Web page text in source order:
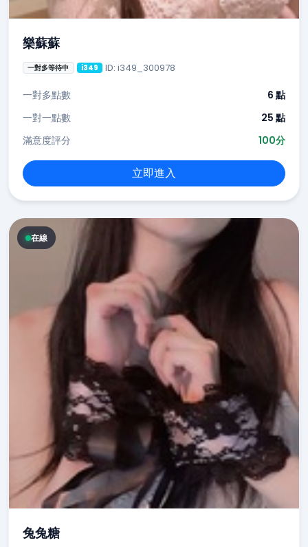
樂蘇蘇
一對多等待中 i349 ID: i349_300978
一對多點數
6 點
一對一點數
25 點
滿意度評分
100分
立即進入
在線
兔兔糖